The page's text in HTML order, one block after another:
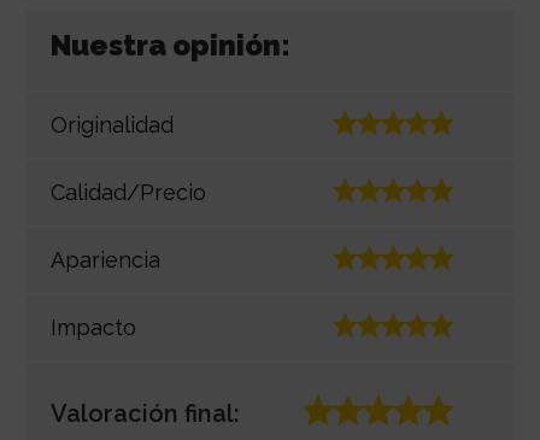
Nuestra opinión:
Originalidad
Calidad/Precio
Apariencia
Impacto
Valoración final: